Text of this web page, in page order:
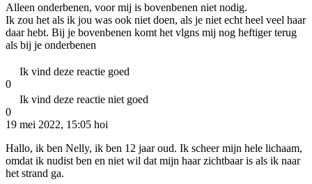
Alleen onderbenen, voor mij is bovenbenen niet nodig.
Ik zou het als ik jou was ook niet doen, als je niet echt heel veel haar
daar hebt. Bij je bovenbenen komt het vlgns mij nog heftiger terug
als bij je onderbenen
Ik vind deze reactie goed
0
Ik vind deze reactie niet goed
0
19 mei 2022, 15:05 hoi
Hallo, ik ben Nelly, ik ben 12 jaar oud. Ik scheer mijn hele lichaam,
omdat ik nudist ben en niet wil dat mijn haar zichtbaar is als ik naar
het strand ga.